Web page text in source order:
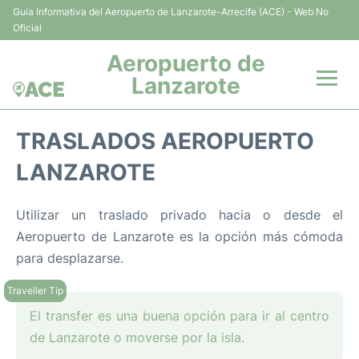
Guía Informativa del Aeropuerto de Lanzarote-Arrecife (ACE) - Web No
Oficial
Aeropuerto de
Lanzarote
Terminales
Transporte +
Alquiler Coches
TRASLADOS AEROPUERTO
LANZAROTE
Utilizar un traslado privado hacia o desde el
Aeropuerto de Lanzarote es la opción más cómoda
para desplazarse.
El transfer es una buena opción para ir al centro
de Lanzarote o moverse por la isla.